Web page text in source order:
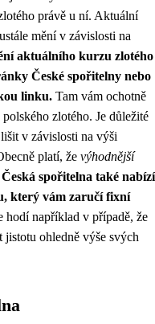
právě u ní. Aktuální
mění v závislosti na
aktuálního kurzu zlotého
České spořitelny nebo
linku. Tam vám ochotně
zlotého. Je důležité
v závislosti na výši
platí, že výhodnější
Česká spořitelna také nabízí
který vám zaručí fixní
hodí například v případě, že
jistotu ohledně výše svých